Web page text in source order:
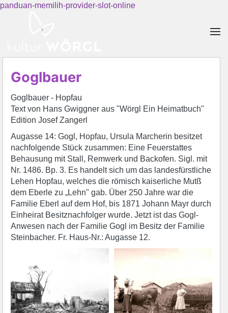
panduan-memilih-provider-slot-online
Goglbauer
Goglbauer - Hopfau
Text von Hans Gwiggner aus "Wörgl Ein Heimatbuch"
Edition Josef Zangerl
Augasse 14: Gogl, Hopfau, Ursula Marcherin besitzet
nachfolgende Stück zusammen: Eine Feuerstattes
Behausung mit Stall, Remwerk und Backofen. Sigl. mit
Nr. 1486. Bp. 3. Es handelt sich um das landesfürstliche
Lehen Hopfau, welches die römisch kaiserliche Mutß
dem Eberle zu „Lehn" gab. Über 250 Jahre war die
Familie Eberl auf dem Hof, bis 1871 Johann Mayr durch
Einheirat Besitznachfolger wurde. Jetzt ist das Gogl-
Anwesen nach der Familie Gogl im Besitz der Familie
Steinbacher. Fr. Haus-Nr.: Augasse 12.